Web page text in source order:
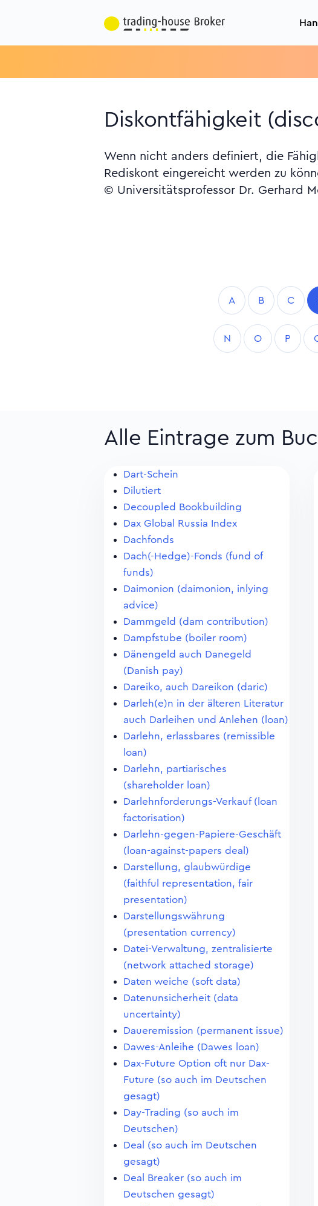
Diskontfähigkeit
Wenn nicht anders definiert, die
Rediskont eingereicht werden zu
© Universitätsprofessor Dr. Gerhard
A B C
N O P
Alle Eintrage zum
Dart-Schein
Dilutiert
Decoupled Bookbuilding
Dax Global Russia Index
Dachfonds
Dach(-Hedge)-Fonds (fund of
funds)
Daimonion (daimonion, inlying
advice)
Dammgeld (dam contribution)
Dampfstube (boiler room)
Dänengeld auch Danegeld
(Danish pay)
Dareiko, auch Dareikon (daric)
Darleh(e)n in der älteren Literatur
auch Darleihen und Anlehen (loan)
Darlehn, erlassbares (remissible
loan)
Darlehn, partiarisches
(shareholder loan)
Darlehnforderungs-Verkauf (loan
factorisation)
Darlehn-gegen-Papiere-Geschäft
(loan-against-papers deal)
Darstellung, glaubwürdige
(faithful representation, fair
presentation)
Darstellungswährung
(presentation currency)
Datei-Verwaltung, zentralisierte
(network attached storage)
Daten weiche (soft data)
Datenunsicherheit (data
uncertainty)
Daueremission (permanent issue)
Dawes-Anleihe (Dawes loan)
Dax-Future Option oft nur Dax-
Future (so auch im Deutschen
gesagt)
Day-Trading (so auch im
Deutschen)
Deal (so auch im Deutschen
gesagt)
Deal Breaker (so auch im
Deutschen gesagt)